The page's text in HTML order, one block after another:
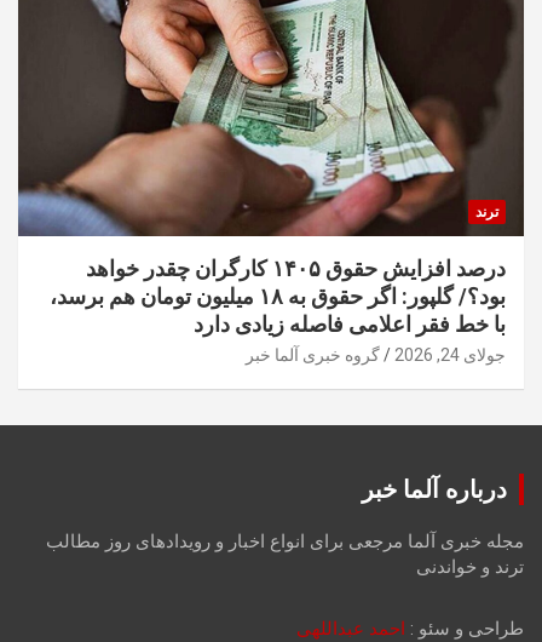
ترند
درصد افزایش حقوق ۱۴۰۵ کارگران چقدر خواهد
بود؟/ گلپور: اگر حقوق به ۱۸ میلیون تومان هم برسد،
با خط فقر اعلامی فاصله زیادی دارد
جولای 24, 2026 گروه خبری آلما خبر
درباره آلما خبر
مجله خبری آلما مرجعی برای انواع اخبار و رویدادهای روز مطالب
ترند و خواندنی
طراحی و سئو : احمد عبداللهی